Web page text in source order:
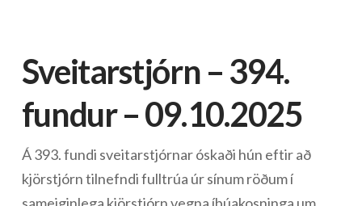
Sveitarstjórn – 394.
fundur – 09.10.2025
Á 393. fundi sveitarstjórnar óskaði hún eftir að
kjörstjórn tilnefndi fulltrúa úr sínum röðum í